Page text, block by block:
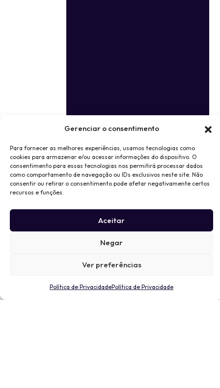
Gerenciar o consentimento
Para fornecer as melhores experiências, usamos tecnologias como
cookies para armazenar e/ou acessar informações do dispositivo. O
consentimento para essas tecnologias nos permitirá processar dados
como comportamento de navegação ou IDs exclusivos neste site. Não
consentir ou retirar o consentimento pode afetar negativamente certos
recursos e funções.
Aceitar
Negar
Ver preferências
Política de PrivacidadePolítica de Privacidade